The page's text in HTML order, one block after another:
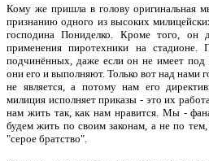
Кому же пришла в голову оригинальная
признанию одного из высоких
господина Пониделко. Кроме того, он
применения пиротехники на стадионе.
подчинённых, даже если он не имеет под
они его и выполняют. Только вот над нами
не является, а потому нам его
милиция исполняет приказы - это их
нам жить так, как нам нравится. Мы -
будем жить по своим законам, а не по
"серое братство".